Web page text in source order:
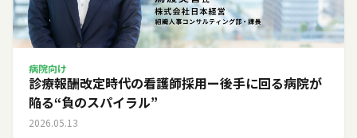
病院向け
診療報酬改定時代の看護師採用ー後手に回る病院が
陥る“負のスパイラル”
2026.05.13